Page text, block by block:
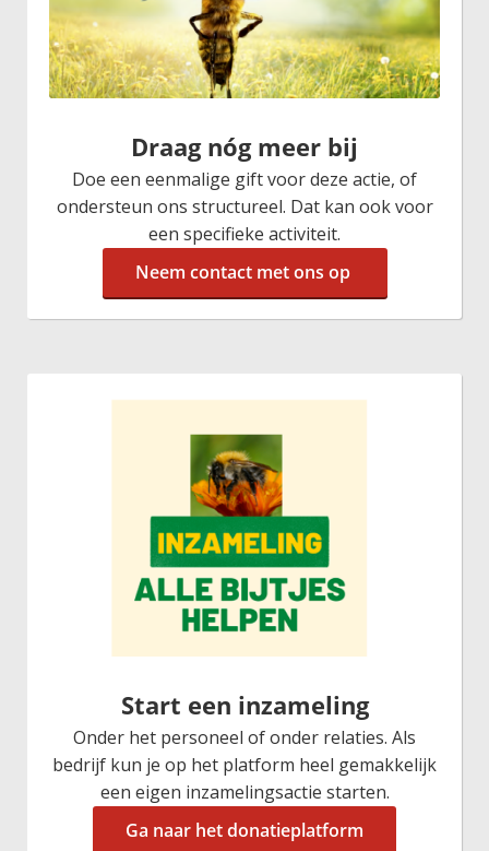
Draag nóg meer bij
Doe een eenmalige gift voor deze actie, of
ondersteun ons structureel. Dat kan ook voor
een specifieke activiteit.
Neem contact met ons op
Start een inzameling
Onder het personeel of onder relaties. Als
bedrijf kun je op het platform heel gemakkelijk
een eigen inzamelingsactie starten.
Ga naar het donatieplatform